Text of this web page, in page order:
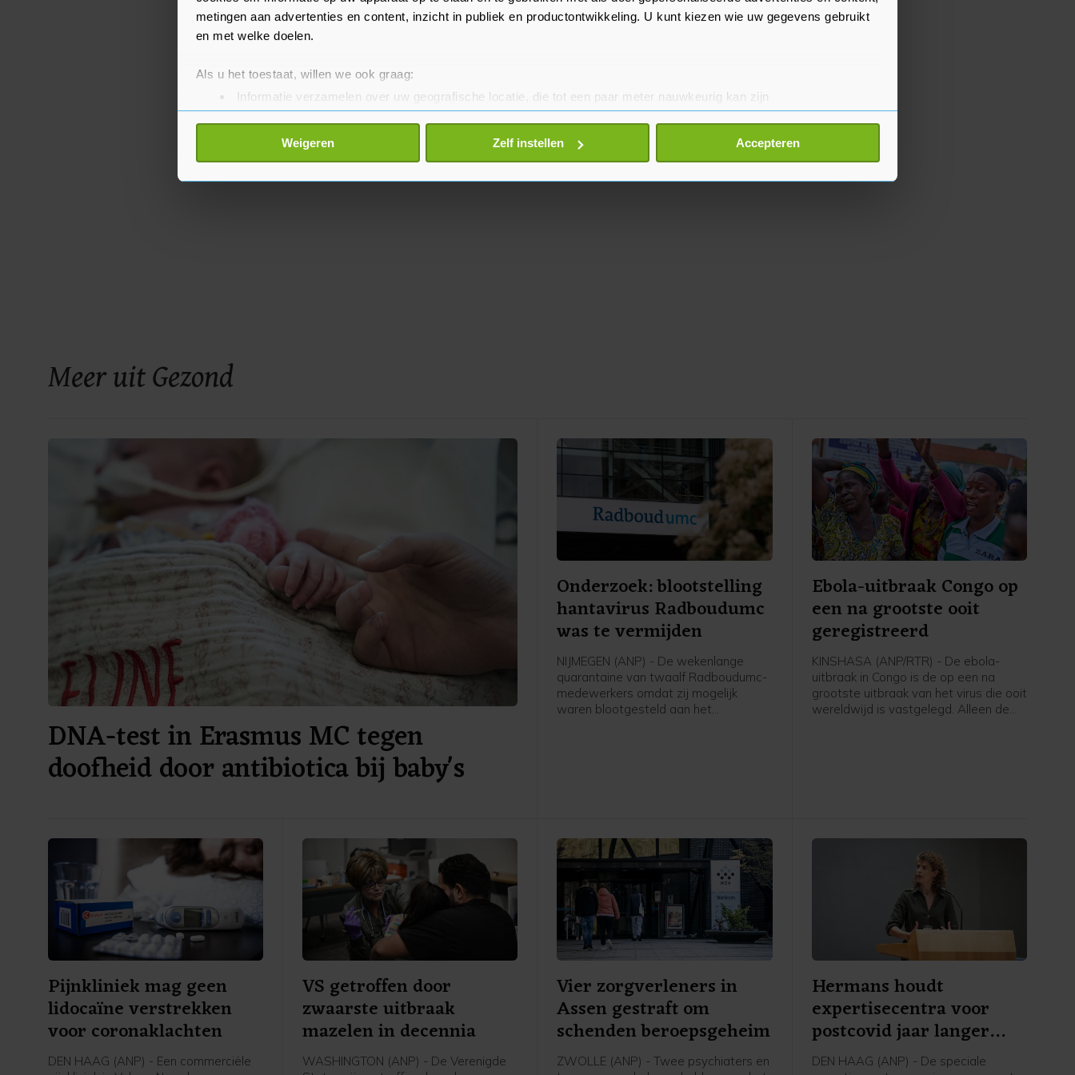
metingen aan advertenties en content, inzicht in publiek en productontwikkeling. U kunt kiezen wie uw gegevens gebruikt
en met welke doelen.
Als u het toestaat, willen we ook graag:
Informatie verzamelen over uw geografische locatie, die tot een paar meter nauwkeurig kan zijn
Uw apparaat identificeren door het actief te scannen op specifieke eigenschappen (fingerprinting)
Lees meer over hoe uw persoonlijke gegevens worden verwerkt en stel uw voorkeuren in het
detailgedeelte
toestemming op elk moment wijzigen of intrekken in de Cookieverklaring.
Weigeren Zelf instellen Accepteren
Meer uit Gezond
DNA-test in Erasmus MC tegen
doofheid door antibiotica bij baby's
Onderzoek: blootstelling
hantavirus Radboudumc
was te vermijden
NIJMEGEN (ANP) - De wekenlange
quarantaine van twaalf Radboudumc-
medewerkers omdat zij mogelijk
waren blootgesteld aan het
Ebola-uitbraak Congo op
een na grootste ooit
geregistreerd
KINSHASA (ANP/RTR) - De ebola-
uitbraak in Congo is de op een na
grootste uitbraak van het virus die ooit
wereldwijd is vastgelegd. Alleen de
Pijnkliniek mag geen
lidocaïne verstrekken
voor coronaklachten
DEN HAAG (ANP) - Een commerciële
VS getroffen door
zwaarste uitbraak
mazelen in decennia
WASHINGTON (ANP) - De Verenigde
Vier zorgverleners in
Assen gestraft om
schenden beroepsgeheim
ZWOLLE (ANP) - Twee psychiaters en
Hermans houdt
expertisecentra voor
postcovid jaar langer
open
DEN HAAG (ANP) - De speciale